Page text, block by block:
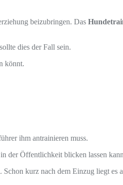
beizubringen. Das
dies der Fall sein.
könnt.
ihm antrainieren muss.
der Öffentlichkeit blicken lassen
. Schon kurz nach dem Einzug liegt es